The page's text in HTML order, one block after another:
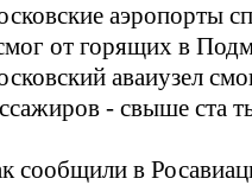
аэропорты
от горящих в
аваиузел
- свыше ста
сообщили в